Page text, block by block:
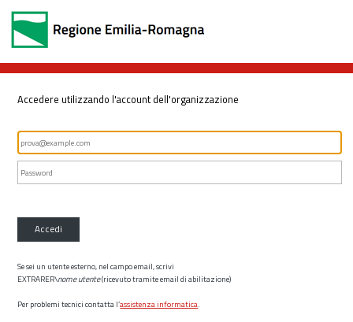
Accedere utilizzando l'account dell'organizzazione
Accedi
Se sei un utente esterno, nel campo email, scrivi
EXTRARER\nome utente(ricevuto tramite email di abilitazione)
Per problemi tecnici contatta l’assistenza informatica.